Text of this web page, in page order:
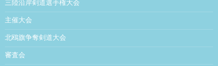
三陸沿岸剣道選手権大会
主催大会
北鴎旗争奪剣道大会
審査会